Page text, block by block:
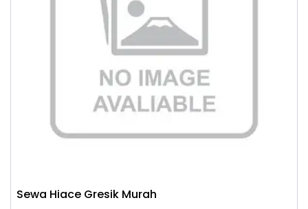
Sewa Hiace Gresik Murah